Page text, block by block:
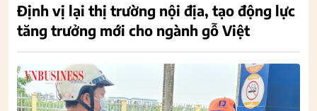
Định vị lại thị trường nội địa, tạo động lực
tăng trưởng mới cho ngành gỗ Việt